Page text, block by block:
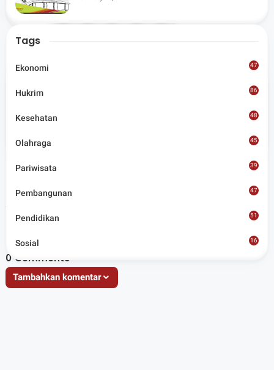
Share
Artikel Terkait
0 Comments
Tambahkan komentar
Tags
Ekonomi 47
Hukrim 86
Kesehatan 48
Olahraga 45
Pariwisata 39
Pembangunan 47
Pendidikan 51
Sosial
16